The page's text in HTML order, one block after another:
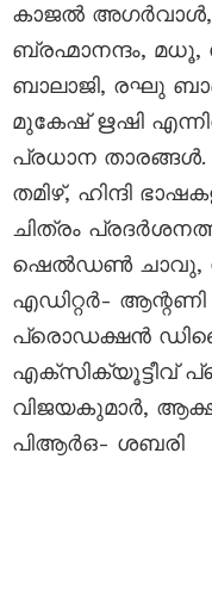
കാജൽ അഗർവാൾ,
ബ്രഹ്മാനന്ദം, മധൂ,
ബാലാജി, രഘു
മുകേഷ് ഋഷി
പ്രധാന
തമിഴ്, ഹിന്ദി
ചിത്രം
ഷെൽഡൺ ചാവു,
എഡിറ്റർ-
പ്രൊഡക്ഷൻ
വിജയകുമാർ,
പിആർഒ- ശബരി